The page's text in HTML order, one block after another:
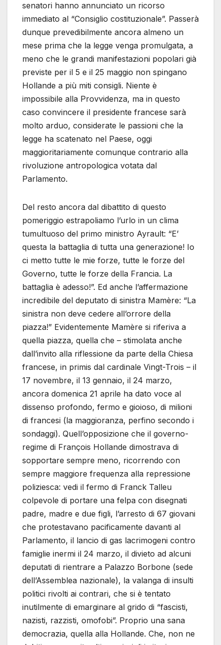
senatori hanno annunciato un ricorso
immediato al “Consiglio costituzionale”. Passerà
dunque prevedibilmente ancora almeno un
mese prima che la legge venga promulgata, a
meno che le grandi manifestazioni popolari già
previste per il 5 e il 25 maggio non spingano
Hollande a più miti consigli. Niente è
impossibile alla Provvidenza, ma in questo
caso convincere il presidente francese sarà
molto arduo, considerate le passioni che la
legge ha scatenato nel Paese, oggi
maggioritariamente comunque contrario alla
rivoluzione antropologica votata dal
Parlamento.
Del resto ancora dal dibattito di questo
pomeriggio estrapoliamo l’urlo in un clima
tumultuoso del primo ministro Ayrault: “E’
questa la battaglia di tutta una generazione! Io
ci metto tutte le mie forze, tutte le forze del
Governo, tutte le forze della Francia. La
battaglia è adesso!”. Ed anche l’affermazione
incredibile del deputato di sinistra Mamère: “La
sinistra non deve cedere all’orrore della
piazza!” Evidentemente Mamère si riferiva a
quella piazza, quella che – stimolata anche
dall’invito alla riflessione da parte della Chiesa
francese, in primis dal cardinale Vingt-Trois – il
17 novembre, il 13 gennaio, il 24 marzo,
ancora domenica 21 aprile ha dato voce al
dissenso profondo, fermo e gioioso, di milioni
di francesi (la maggioranza, perfino secondo i
sondaggi). Quell’opposizione che il governo-
regime di François Hollande dimostrava di
sopportare sempre meno, ricorrendo con
sempre maggiore frequenza alla repressione
poliziesca: vedi il fermo di Franck Talleu
colpevole di portare una felpa con disegnati
padre, madre e due figli, l’arresto di 67 giovani
che protestavano pacificamente davanti al
Parlamento, il lancio di gas lacrimogeni contro
famiglie inermi il 24 marzo, il divieto ad alcuni
deputati di rientrare a Palazzo Borbone (sede
dell’Assemblea nazionale), la valanga di insulti
politici rivolti ai contrari, che si è tentato
inutilmente di emarginare al grido di “fascisti,
nazisti, razzisti, omofobi”. Proprio una sana
democrazia, quella alla Hollande. Che, non ne